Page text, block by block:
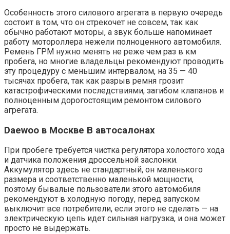
Особенность этого силового агрегата в первую очередь
состоит в том, что он стрекочет не совсем, так как
обычно работают моторы, а звук больше напоминает
работу мотороллера нежели полноценного автомобиля.
Ремень ГРМ нужно менять не реже чем раз в км
пробега, но многие владельцы рекомендуют проводить
эту процедуру с меньшим интервалом, на 35 — 40
тысячах пробега, так как разрыв ремня грозит
катастрофическими последствиями, загибом клапанов и
полноценным дорогостоящим ремонтом силового
агрегата.
Daewoo в Москве В автосалонах
При пробеге требуется чистка регулятора холостого хода
и датчика положения дроссельной заслонки.
Аккумулятор здесь не стандартный, он маленького
размера и соответственно маленькой мощности,
поэтому бывалые пользователи этого автомобиля
рекомендуют в холодную погоду, перед запуском
выключит все потребители, если этого не сделать — на
электрическую цепь идет сильная нагрузка, и она может
просто не выдержать.